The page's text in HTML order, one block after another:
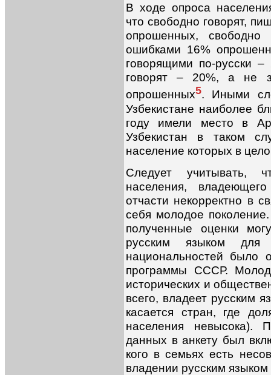
В ходе опроса
что свободно говорят,
опрошенных,
ошибками 16%
говорящими по-русски
говорят – 20%, а не
опрошенных5. Иными
Узбекистане наиболее
году имели место в
Узбекистан в таком
население которых в
Следует учитывать,
населения,
отчасти некорректно в
себя молодое
полученные оценки
русским языком для
национальностей было
программы СССР.
исторических и
всего, владеет русским
касается стран, где
населения невысока).
данных в анкету был
кого в семьях есть
владении русским